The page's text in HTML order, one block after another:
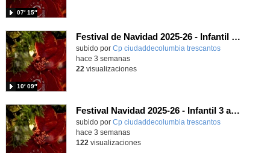
07′ 15″
Festival de Navidad 2025-26 - Infantil 4 años
subido por Cp ciudaddecolumbia trescantos
10′ 09″
-
hace 3 semanas
22 visualizaciones
Festival Navidad 2025-26 - Infantil 3 años
subido por Cp ciudaddecolumbia trescantos-
hace 3 semanas
122 visualizaciones